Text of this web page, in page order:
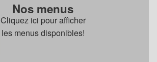
Nos menus
Cliquez ici pour afficher
les menus disponibles!